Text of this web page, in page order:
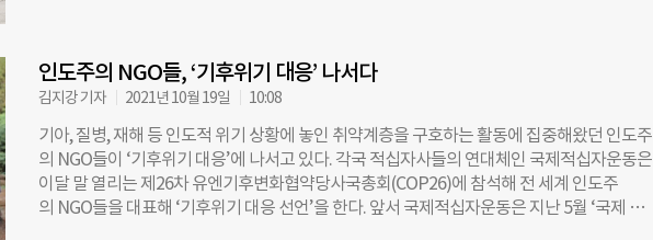
념과 활동을 지지해 주시는 모든 분을 위해 마련한 공간”이라며 “이번 행사를 통해 지금 이 순
간에도 계속되고 있는 인도주의 위기 상황에 대해 더 많은 사람이 인식하고 국경없는의사회
의 활동에 동참하는 계기가 되길 바란다”고 말했다. 행사에 대한 더 자세한 내용은 MSF 하우
스 웹사이트에서
화 장치 등 구호 물품을 실은 뉴질랜드 해군 함선 2척도 21일 통가에 도착할 예정이다. 담수화
장치로 하루 7만 리터의 식수를 생산할 수 있다. 호주·뉴질랜드의 지원에 이어 미국 국제개발
처(USAID)는 10만 달러(약 1억2000만원)의 긴급 지원금을 승인했다. 일본은 100만 달러(약
11억9000만원)와 식수, 화산재 청소 장비 등을 지원할 예정이라 밝혔다. 현재 통가 주민들은
극심한 식수난을 겪고 있다. 이번 재난으로 빗물을 활용한 식수원이 화산재와 쓰나미로 밀려
든 바닷물에 오염된 탓이다. 스테판 뒤자리크 유엔 대변인은 “화산 대폭발로 인해 주택이 붕
괴되고 통신이 끊기는 문제도 있지만, 생명과 직결된 식수 부족이 가장 심각한 상황”이라고
인도주의 NGO들, ‘기후위기 대응’ 나서다
김지강 기자 2021년 10월 19일 10:08
기아, 질병, 재해 등 인도적 위기 상황에 놓인 취약계층을 구호하는 활동에 집중해왔던 인도주
의 NGO들이 ‘기후위기 대응’에 나서고 있다. 각국 적십자사들의 연대체인 국제적십자운동은
이달 말 열리는 제26차 유엔기후변화협약당사국총회(COP26)에 참석해 전 세계 인도주
의 NGO들을 대표해 ‘기후위기 대응 선언’을 한다. 앞서 국제적십자운동은 지난 5월 ‘국제 인